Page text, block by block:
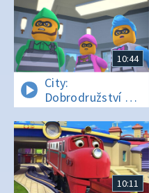
10:44
City:
Dobrodružství —
Městský dveřník
10:11